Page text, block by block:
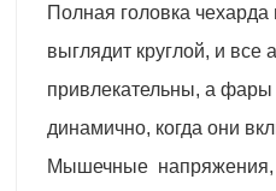
Полная головка чехарда
выглядит круглой, и
привлекательны, а фары
динамично, когда они
Мышечные напряжения,